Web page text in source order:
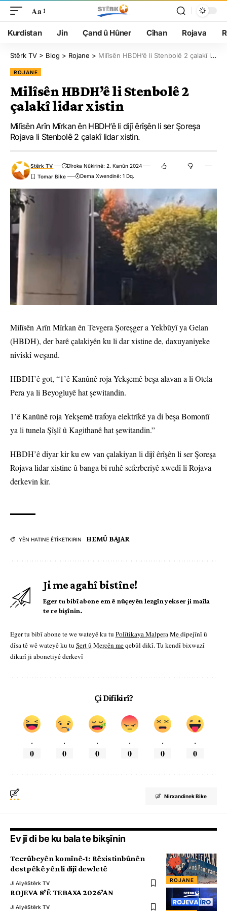
Aa
Kurdistan Jin Çand û Hûner Cîhan Rojava
Stêrk TV > Blog > Rojane > Milîsên HBDH’ê li Stenbolê 2 çalakî lidar xistin
ROJANE
Milîsên HBDH’ê li Stenbolê 2
çalakî lidar xistin
Milîsên Arîn Mîrkan ên HBDH’ê li dijî êrîşên li ser Şoreşa
Rojava li Stenbolê 2 çalakî lidar xistin.
Stêrk TV
Dîroka Nûkirinê: 2. Kanûn 2024
Dema Xwendinê: 1 Dq.
Milîsên Arîn Mîrkan ên Tevgera Şoreşger a Yekbûyî ya Gelan
(HBDH), der barê çalakiyên ku li dar xistine de, daxuyaniyeke
nivîskî weşand.
HBDH’ê got, “1’ê Kanûnê roja Yekşemê beşa alavan a li Otela
Pera ya li Beyogluyê hat şewitandin.
1’ê Kanûnê roja Yekşemê trafoya elektrîkê ya di beşa Bomontî
ya li tunela Şîşlî û Kagithanê hat şewitandin.”
HBDH’ê diyar kir ku ew van çalakiyan li dijî êrîşên li ser Şoreşa
Rojava lidar xistine û banga bi ruhê seferberiyê xwedî li Rojava
derkevin kir.
YÊN HATINE ÊTÎKETKIRIN HEMÛ BAJAR
Ji me agahî bistîne!
Eger tu bibî abone em ê nûçeyên lezgîn yekser ji maîla
te re bişînin.
Eger tu bibî abone te we wateyê ku tu Polîtikaya Malpera Medipejînî û
dîsa tê wê wateyê ku tu Şert û Mercên meqebûl dikî. Tu kendî bixwazî
dikarî ji abonetiyê derkevî
Çi Difikirî?
.
0
.
0
.
0
.
0
.
0
.
0
Nirxandinek Bike
Ev jî di be ku bala te bikşînin
ROJANE
Tecrûbeyên komînê-1: Rêxistinbûnên
destpêkê yên li dijî dewletê
Ji AliyêStêrk TV
ROJEVA 8’Ê TEBAXA 2026’AN
Ji AliyêStêrk TV